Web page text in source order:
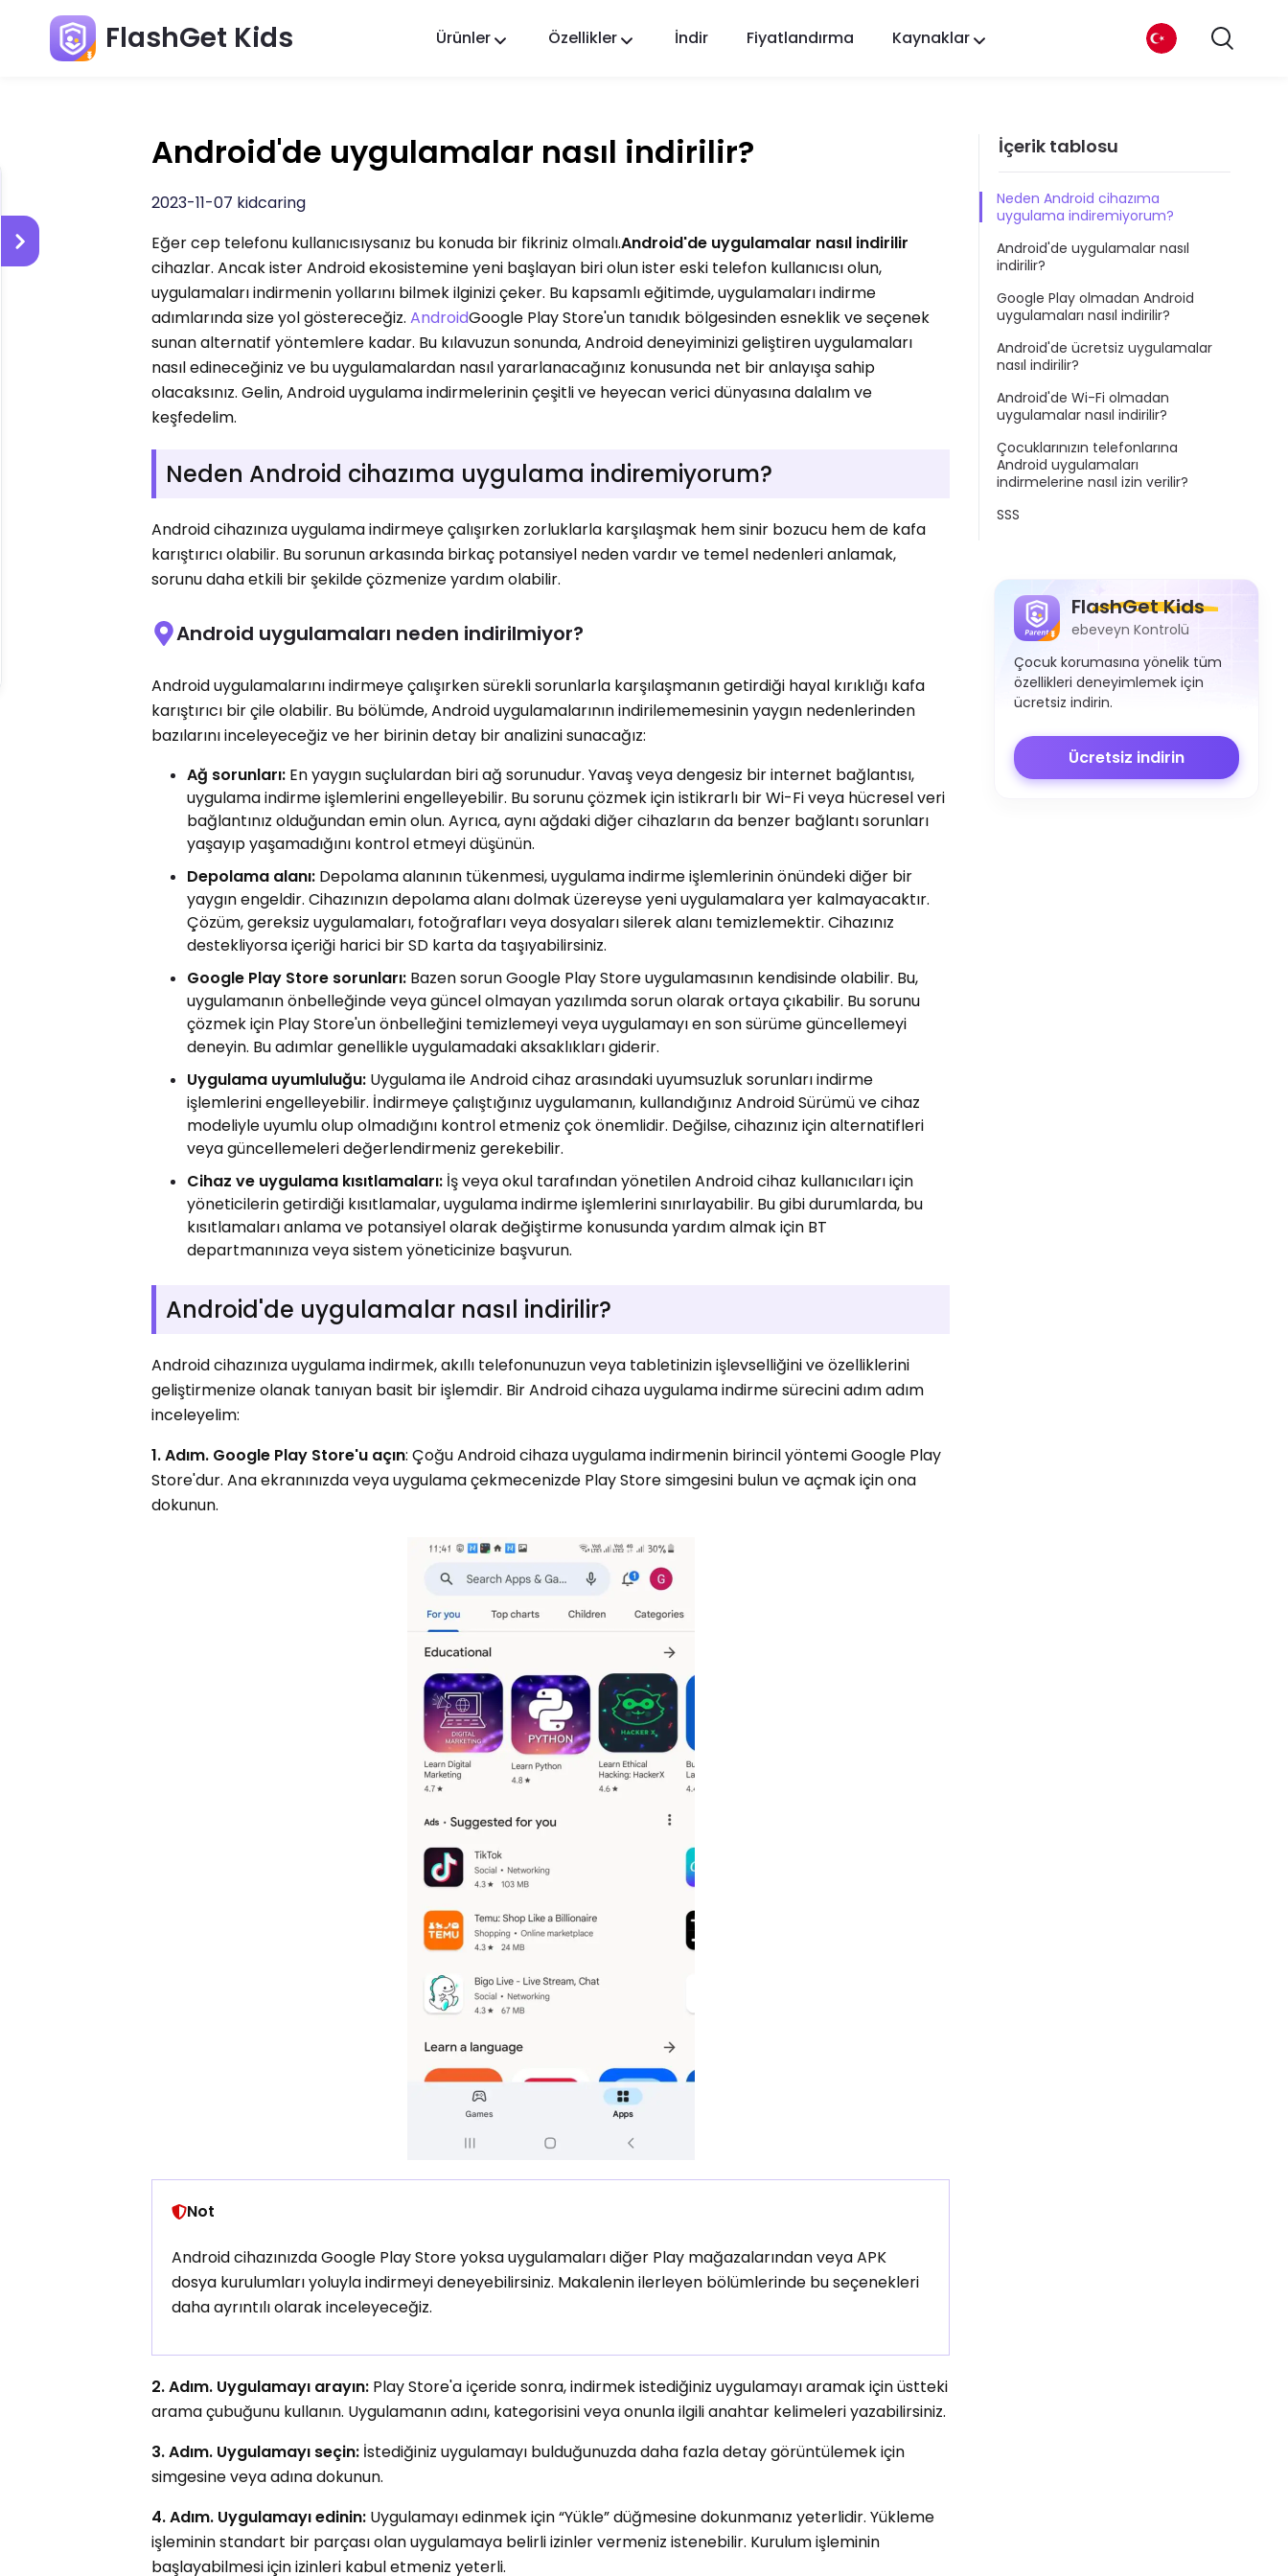
FlashGet Kids Ürünler
FlashGet Finder
Özellikler İndir Fiyatlandırma Kaynaklar
Android'de uygulamalar nasıl indirilir?
2023-11-07 kidcaring
Eğer cep telefonu kullanıcısıysanız bu konuda bir fikriniz olmalı.Android'de uygulamalar nasıl indirilir
cihazlar. Ancak ister Android ekosistemine yeni başlayan biri olun ister eski telefon kullanıcısı olun,
uygulamaları indirmenin yollarını bilmek ilginizi çeker. Bu kapsamlı eğitimde, uygulamaları indirme
adımlarında size yol göstereceğiz.AndroidGoogle Play Store'un tanıdık bölgesinden esneklik ve seçenek
sunan alternatif yöntemlere kadar. Bu kılavuzun sonunda, Android deneyiminizi geliştiren uygulamaları
nasıl edineceğiniz ve bu uygulamalardan nasıl yararlanacağınız konusunda net bir anlayışa sahip
olacaksınız. Gelin, Android uygulama indirmelerinin çeşitli ve heyecan verici dünyasına dalalım ve
keşfedelim.
Neden Android cihazıma uygulama indiremiyorum?
Android cihazınıza uygulama indirmeye çalışırken zorluklarla karşılaşmak hem sinir bozucu hem de kafa
karıştırıcı olabilir. Bu sorunun arkasında birkaç potansiyel neden vardır ve temel nedenleri anlamak,
sorunu daha etkili bir şekilde çözmenize yardım olabilir.
Android uygulamaları neden indirilmiyor?
Android uygulamalarını indirmeye çalışırken sürekli sorunlarla karşılaşmanın getirdiği hayal kırıklığı kafa
karıştırıcı bir çile olabilir. Bu bölümde, Android uygulamalarının indirilememesinin yaygın nedenlerinden
bazılarını inceleyeceğiz ve her birinin detay bir analizini sunacağız:
Ağ sorunları: En yaygın suçlulardan biri ağ sorunudur. Yavaş veya dengesiz bir internet bağlantısı,
uygulama indirme işlemlerini engelleyebilir. Bu sorunu çözmek için istikrarlı bir Wi-Fi veya hücresel veri
bağlantınız olduğundan emin olun. Ayrıca, aynı ağdaki diğer cihazların da benzer bağlantı sorunları
yaşayıp yaşamadığını kontrol etmeyi düşünün.
Depolama alanı: Depolama alanının tükenmesi, uygulama indirme işlemlerinin önündeki diğer bir
yaygın engeldir. Cihazınızın depolama alanı dolmak üzereyse yeni uygulamalara yer kalmayacaktır.
Çözüm, gereksiz uygulamaları, fotoğrafları veya dosyaları silerek alanı temizlemektir. Cihazınız
destekliyorsa içeriği harici bir SD karta da taşıyabilirsiniz.
Google Play Store sorunları: Bazen sorun Google Play Store uygulamasının kendisinde olabilir. Bu,
uygulamanın önbelleğinde veya güncel olmayan yazılımda sorun olarak ortaya çıkabilir. Bu sorunu
çözmek için Play Store'un önbelleğini temizlemeyi veya uygulamayı en son sürüme güncellemeyi
deneyin. Bu adımlar genellikle uygulamadaki aksaklıkları giderir.
Uygulama uyumluluğu: Uygulama ile Android cihaz arasındaki uyumsuzluk sorunları indirme
işlemlerini engelleyebilir. İndirmeye çalıştığınız uygulamanın, kullandığınız Android Sürümü ve cihaz
modeliyle uyumlu olup olmadığını kontrol etmeniz çok önemlidir. Değilse, cihazınız için alternatifleri
veya güncellemeleri değerlendirmeniz gerekebilir.
Cihaz ve uygulama kısıtlamaları: İş veya okul tarafından yönetilen Android cihaz kullanıcıları için
yöneticilerin getirdiği kısıtlamalar, uygulama indirme işlemlerini sınırlayabilir. Bu gibi durumlarda, bu
kısıtlamaları anlama ve potansiyel olarak değiştirme konusunda yardım almak için BT
departmanınıza veya sistem yöneticinize başvurun.
Android'de uygulamalar nasıl indirilir?
Android cihazınıza uygulama indirmek, akıllı telefonunuzun veya tabletinizin işlevselliğini ve özelliklerini
geliştirmenize olanak tanıyan basit bir işlemdir. Bir Android cihaza uygulama indirme sürecini adım adım
inceleyelim:
1. Adım. Google Play Store'u açın: Çoğu Android cihaza uygulama indirmenin birincil yöntemi Google Play
Store'dur. Ana ekranınızda veya uygulama çekmecenizde Play Store simgesini bulun ve açmak için ona
dokunun.
Not
Android cihazınızda Google Play Store yoksa uygulamaları diğer Play mağazalarından veya APK
dosya kurulumları yoluyla indirmeyi deneyebilirsiniz. Makalenin ilerleyen bölümlerinde bu seçenekleri
daha ayrıntılı olarak inceleyeceğiz.
2. Adım. Uygulamayı arayın: Play Store'a i̇çeride sonra, indirmek istediğiniz uygulamayı aramak için üstteki
arama çubuğunu kullanın. Uygulamanın adını, kategorisini veya onunla ilgili anahtar kelimeleri yazabilirsiniz.
3. Adım. Uygulamayı seçin: İstediğiniz uygulamayı bulduğunuzda daha fazla detay görüntülemek için
simgesine veya adına dokunun.
4. Adım. Uygulamayı edinin: Uygulamayı edinmek için “Yükle” düğmesine dokunmanız yeterlidir. Yükleme
işleminin standart bir parçası olan uygulamaya belirli izinler vermeniz istenebilir. Kurulum işleminin
başlayabilmesi için izinleri kabul etmeniz yeterli.
İçerik tablosu
Neden Android cihazıma
uygulama indiremiyorum?
Android'de uygulamalar nasıl
indirilir?
Google Play olmadan Android
uygulamaları nasıl indirilir?
Android'de ücretsiz uygulamalar
nasıl indirilir?
Android'de Wi-Fi olmadan
uygulamalar nasıl indirilir?
Çocuklarınızın telefonlarına
Android uygulamaları
indirmelerine nasıl izin verilir?
SSS
FlashGet Kids
ebeveyn Kontrolü
Çocuk korumasına yönelik tüm
özellikleri deneyimlemek için
ücretsiz indirin.
Ücretsiz indirin